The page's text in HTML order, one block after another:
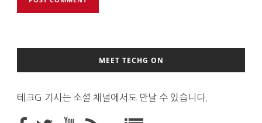
MEET TECHG ON
테크G 기사는 소셜 채널에서도 만날 수 있습니다.